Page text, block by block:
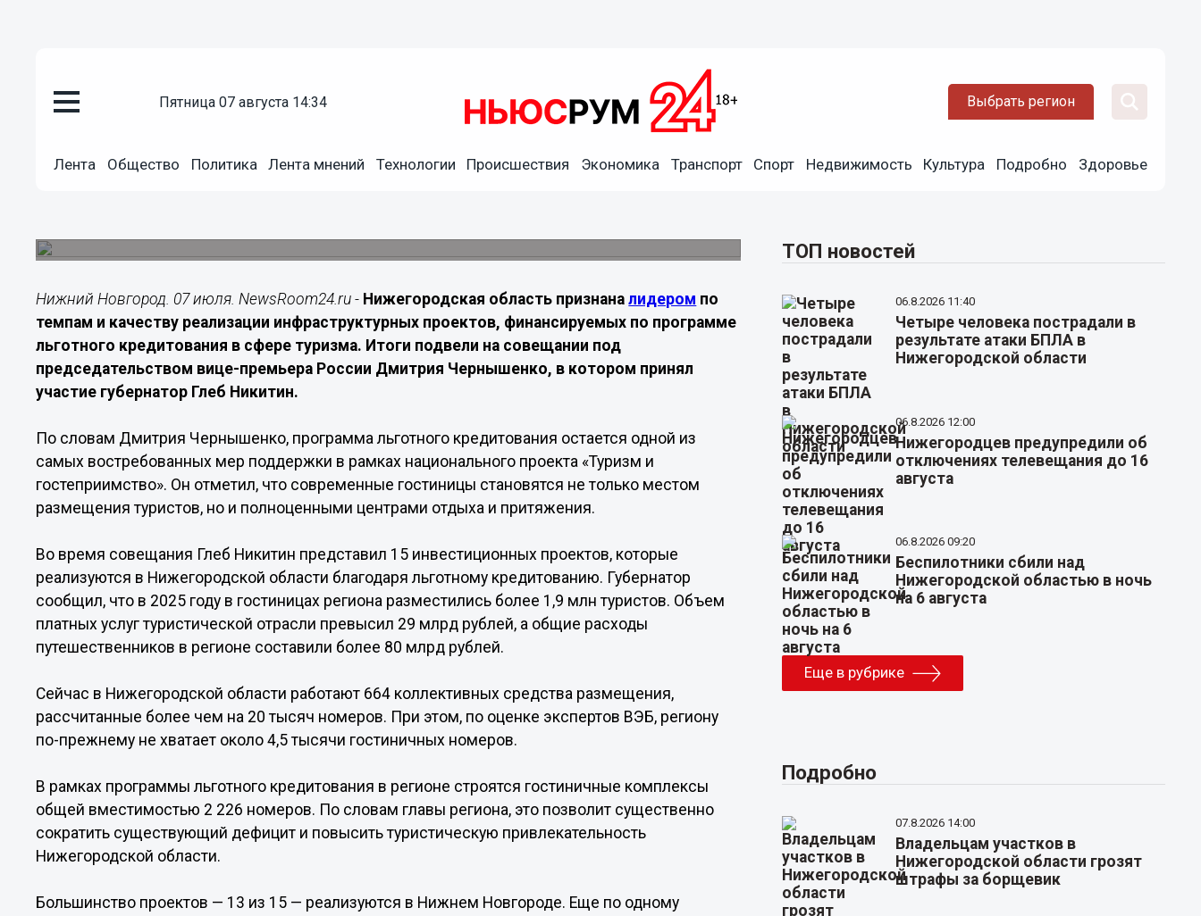
пятница 07 августа 14:34 Выбрать регион
Лента Общество Политика Лента мнений Технологии Происшествия Экономика Транспорт Спорт Недвижимость Культура Подробно Здоровье
Нижегородская область стала лидером по развитию
Нижний Новгород. 07 июля. NewsRoom24.ru - Нижегородская область признаналидером по
темпам и качеству реализации инфраструктурных проектов, финансируемых по программе
льготного кредитования в сфере туризма. Итоги подвели на совещании под
председательством вице-премьера России Дмитрия Чернышенко, в котором принял
участие губернатор Глеб Никитин.
По словам Дмитрия Чернышенко, программа льготного кредитования остается одной из
самых востребованных мер поддержки в рамках национального проекта «Туризм и
гостеприимство». Он отметил, что современные гостиницы становятся не только местом
размещения туристов, но и полноценными центрами отдыха и притяжения.
Во время совещания Глеб Никитин представил 15 инвестиционных проектов, которые
реализуются в Нижегородской области благодаря льготному кредитованию. Губернатор
сообщил, что в 2025 году в гостиницах региона разместились более 1,9 млн туристов. Объем
платных услуг туристической отрасли превысил 29 млрд рублей, а общие расходы
путешественников в регионе составили более 80 млрд рублей.
Сейчас в Нижегородской области работают 664 коллективных средства размещения,
рассчитанные более чем на 20 тысяч номеров. При этом, по оценке экспертов ВЭБ, региону
по-прежнему не хватает около 4,5 тысячи гостиничных номеров.
В рамках программы льготного кредитования в регионе строятся гостиничные комплексы
общей вместимостью 2 226 номеров. По словам главы региона, это позволит существенно
сократить существующий дефицит и повысить туристическую привлекательность
Нижегородской области.
Большинство проектов — 13 из 15 — реализуются в Нижнем Новгороде. Еще по одному
ТОП новостей
06.8.2026 11:40
Четыре человека пострадали в
результате атаки БПЛА в
Нижегородской области
06.8.2026 12:00
Нижегородцев предупредили об
отключениях телевещания до 16
августа
06.8.2026 09:20
Беспилотники сбили над
Нижегородской областью в ночь
на 6 августа
Еще в рубрике
Подробно
07.8.2026 14:00
Владельцам участков в
Нижегородской области грозят
штрафы за борщевик